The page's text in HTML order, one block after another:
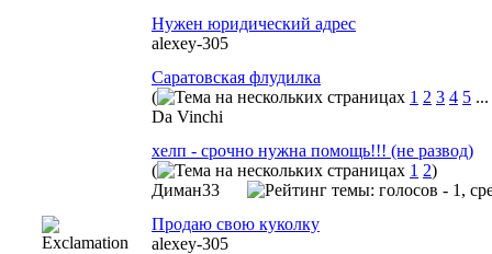
Нужен юридический адрес
alexey-305
Саратовская флудилка
(
1 2 3 4 5 ...
Da Vinchi
хелп - cрочно нужна помощь!!! (не развод)
(
1 2)
Диман33
Продаю свою куколку
alexey-305